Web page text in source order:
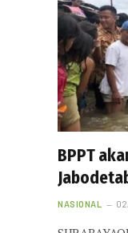
BPPT
NASIONAL